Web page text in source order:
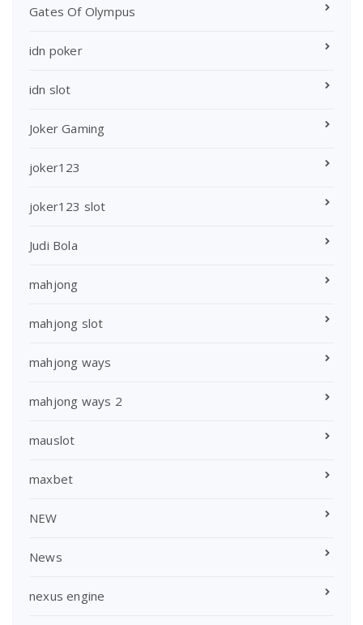
Gates Of Olympus
idn poker
idn slot
Joker Gaming
joker123
joker123 slot
Judi Bola
mahjong
mahjong slot
mahjong ways
mahjong ways 2
mauslot
maxbet
NEW
News
nexus engine